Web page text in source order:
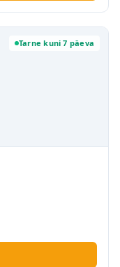
Tarne kuni 7 päeva